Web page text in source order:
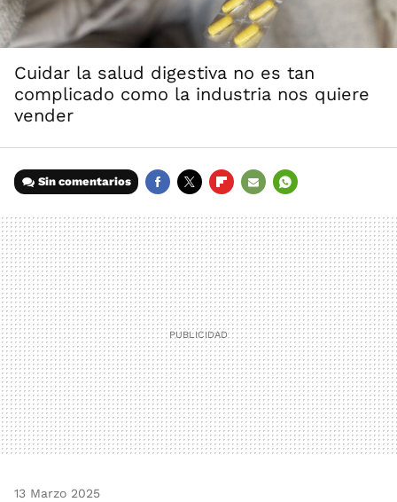
Cuidar la salud digestiva no es tan
complicado como la industria nos quiere
vender
Sin comentarios
MAIL
13 Marzo 2025